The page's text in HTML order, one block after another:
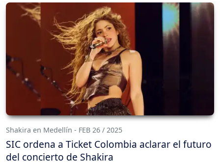
Shakira en Medellín - FEB 26 / 2025
SIC ordena a Ticket Colombia aclarar el futuro
del concierto de Shakira